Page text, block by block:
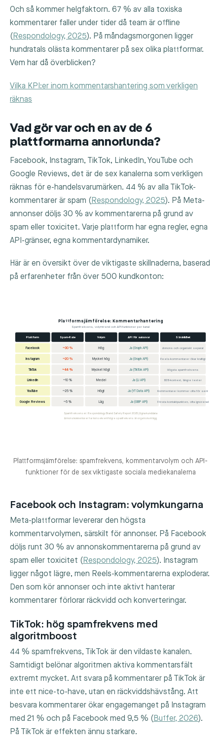
Och så kommer helgfaktorn. 67 % av alla toxiska
kommentarer faller under tider då team är offline
(Respondology, 2025). På måndagsmorgonen ligger
hundratals olästa kommentarer på sex olika plattformar.
Vem har då överblicken?
Vilka KPI:er inom kommentarshantering som verkligen
räknas
Vad gör var och en av de 6
plattformarna annorlunda?
Facebook, Instagram, TikTok, LinkedIn, YouTube och
Google Reviews, det är de sex kanalerna som verkligen
räknas för e-handelsvarumärken. 44 % av alla TikTok-
kommentarer är spam (Respondology, 2025). På Meta-
annonser döljs 30 % av kommentarerna på grund av
spam eller toxicitet. Varje plattform har egna regler, egna
API-gränser, egna kommentardynamiker.
Här är en översikt över de viktigaste skillnaderna, baserad
på erfarenheter från över 500 kundkonton:
Plattformsjämförelse: Kommentarhantering
Spamfrekvens, volymtrend och API-funktioner per kanal
Plattform Spam-Rate Volym API för autosvar Särskildhet
Facebook ~30 % Hög Ja (Graph API) Annons och organiskt separat
Instagram ~20 % Mycket hög Ja (Graph API) Reels-kommentarer ökar kraftigt
TikTok ~44 % Mycket högt Ja (TikTok API) Högsta spamfrekvens
LinkedIn ~10 % Medel Ja (LI API) B2B-kontext, längre texter
YouTube ~25 % Högt Ja (YT Data API) Kommentarer kommer ofta för sent
Google Reviews ~5 % Låg Ja (GBP API) Första kontaktpunkten, ofta ignorerad
Spamfrekvenser: Respondology Brand Safety Report 2025 | Egna kunddata
Annonskommentarer har konsekvent högre spamfrekvens än organiska inlägg
Plattformsjämförelse: spamfrekvens, kommentarvolym och API-
funktioner för de sex viktigaste sociala mediekanalerna
Facebook och Instagram: volymkungarna
Meta-plattformar levererar den högsta
kommentarvolymen, särskilt för annonser. På Facebook
döljs runt 30 % av annonskommentarerna på grund av
spam eller toxicitet (Respondology, 2025). Instagram
ligger något lägre, men Reels-kommentarerna exploderar.
Den som kör annonser och inte aktivt hanterar
kommentarer förlorar räckvidd och konverteringar.
TikTok: hög spamfrekvens med
algoritmboost
44 % spamfrekvens, TikTok är den vildaste kanalen.
Samtidigt belönar algoritmen aktiva kommentarsfält
extremt mycket. Att svara på kommentarer på TikTok är
inte ett nice-to-have, utan en räckviddshävstång. Att
besvara kommentarer ökar engagemanget på Instagram
med 21 % och på Facebook med 9,5 % (Buffer, 2026).
På TikTok är effekten ännu starkare.